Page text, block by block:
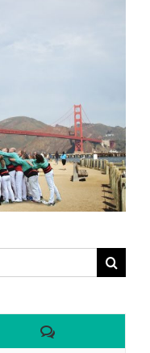
Comentaris